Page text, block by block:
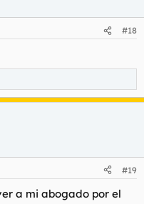
#18
#19
a mi abogado por el